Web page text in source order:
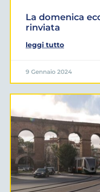
La domenica
rinviata
leggi tutto
9 Gennaio 2024